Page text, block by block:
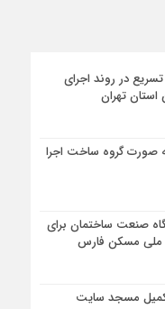
در روند اجرای
تهران
صورت گروه ساخت اجرا
صنعت ساختمان برای
ملی مسکن فارس
مسجد سایت